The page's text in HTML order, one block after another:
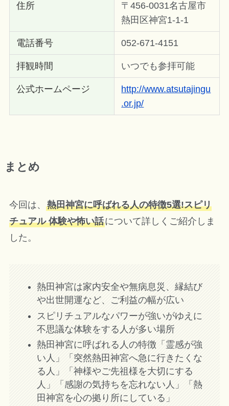
住所
〒456-0031名古屋市
熱田区神宮1-1-1
電話番号 052-671-4151
拝観時間 いつでも参拝可能
公式ホームページ
http://www.atsutajingu
.or.jp/
まとめ
今回は、 熱田神宮に呼ばれる人の特徴5選!スピリ
チュアル 体験や怖い話について詳しくご紹介しま
した。
熱田神宮は家内安全や無病息災、縁結び
や出世開運など、ご利益の幅が広い
スピリチュアルなパワーが強いがゆえに
不思議な体験をする人が多い場所
熱田神宮に呼ばれる人の特徴「霊感が強
い人」「突然熱田神宮へ急に行きたくな
る人」「神様やご先祖様を大切にする
人」「感謝の気持ちを忘れない人」「熱
田神宮を心の拠り所にしている」